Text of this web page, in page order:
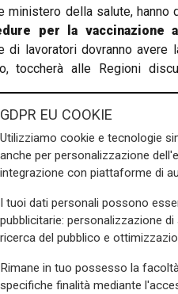
ministero della salute, hanno
per la vaccinazione
di lavoratori dovranno avere
toccherà alle Regioni
nuovo canale vaccinale
fabbricazione di articoli in
marittimo e aereo, i servizi
di produzione
Un esercito di circa 6
fascia di priorità, anche se
già ricevuto almeno la
ammesse alla vaccinazione.
secondaeterza fascia di
GDPR EU COOKIE
Utilizziamo cookie e tecnologie
anche per personalizzazione
integrazione con piattaforme di
I tuoi dati personali possono
pubblicitarie: personalizzazione
ricerca del pubblico e
Rimane in tuo possesso la
specifiche finalità mediante